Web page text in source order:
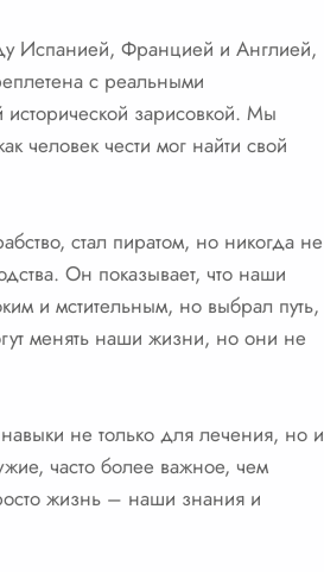
Испанией, Францией и Англией,
с реальными
зарисовкой. Мы
человек чести мог найти свой
стал пиратом, но никогда не
Он показывает, что наши
и мстительным, но выбрал путь,
менять наши жизни, но они не
не только для лечения, но и
часто более важное, чем
жизнь – наши знания и